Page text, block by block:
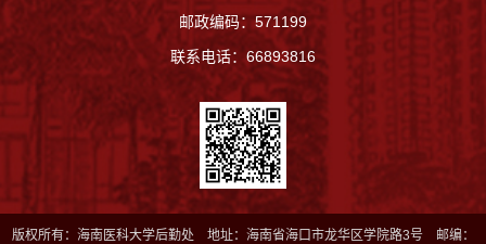
邮政编码：571199
联系电话：66893816
版权所有：海南医科大学后勤处 地址：海南省海口市龙华区学院路3号 邮编：